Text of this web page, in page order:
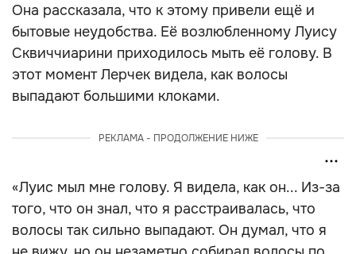
Она рассказала, что к этому привели ещё и
бытовые неудобства. Её возлюбленному Луису
Сквиччиарини приходилось мыть её голову. В
этот момент Лерчек видела, как волосы
выпадают большими клоками.
РЕКЛАМА - ПРОДОЛЖЕНИЕ НИЖЕ
«Луис мыл мне голову. Я видела, как он... Из-за
того, что он знал, что я расстраивалась, что
волосы так сильно выпадают. Он думал, что я